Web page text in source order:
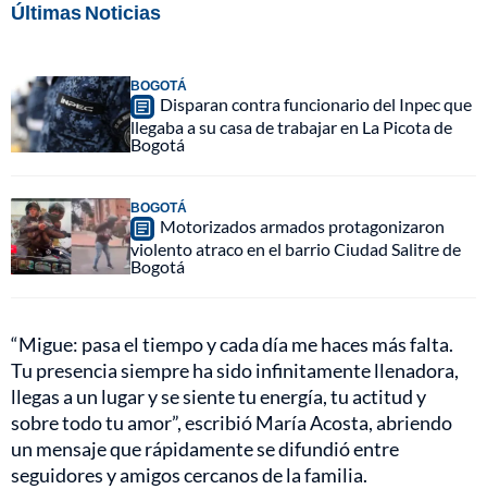
Últimas Noticias
BOGOTÁ
Disparan contra funcionario del Inpec que
llegaba a su casa de trabajar en La Picota de
Bogotá
BOGOTÁ
Motorizados armados protagonizaron
violento atraco en el barrio Ciudad Salitre de
Bogotá
“Migue: pasa el tiempo y cada día me haces más falta.
Tu presencia siempre ha sido infinitamente llenadora,
llegas a un lugar y se siente tu energía, tu actitud y
sobre todo tu amor”, escribió María Acosta, abriendo
un mensaje que rápidamente se difundió entre
seguidores y amigos cercanos de la familia.